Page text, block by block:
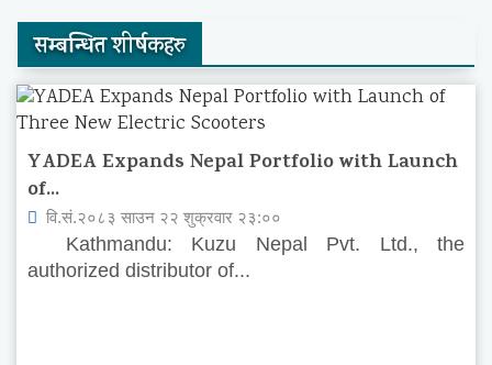
सम्बन्धित शीर्षकहरु
YADEA Expands Nepal Portfolio with Launch
of...
वि.सं.२०८३ साउन २२ शुक्रवार २३:००
Kathmandu: Kuzu Nepal Pvt. Ltd., the
authorized distributor of...